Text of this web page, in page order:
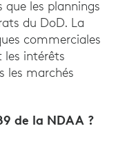
les plannings
du DoD. La
commerciales
intérêts
les marchés
de la NDAA ?